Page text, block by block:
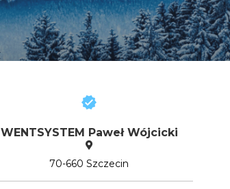
WENTSYSTEM Paweł Wójcicki
70-660 Szczecin